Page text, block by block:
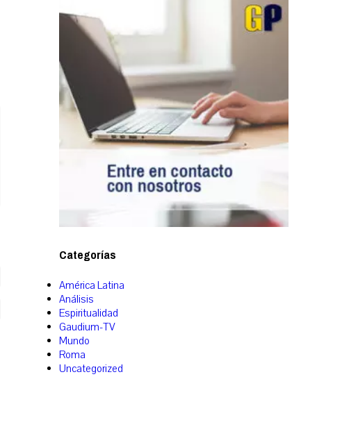
Categorías
América Latina
Análisis
Espiritualidad
Gaudium-TV
Mundo
Roma
Uncategorized